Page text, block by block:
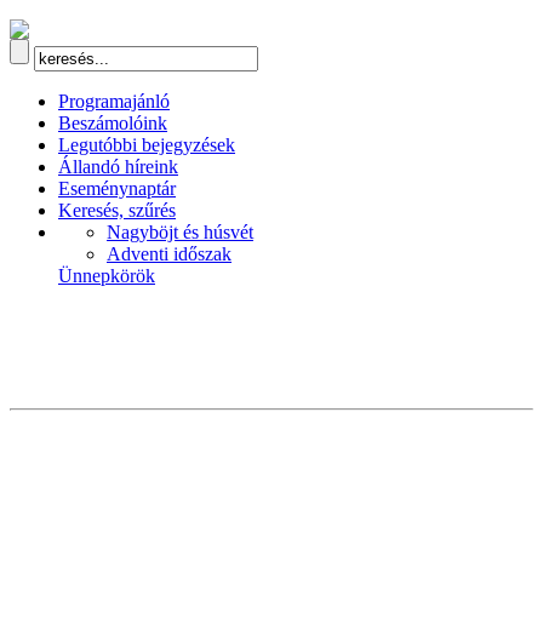
Programajánló
Beszámolóink
Legutóbbi bejegyzések
Állandó híreink
Eseménynaptár
Keresés, szűrés
Nagyböjt és húsvét
Adventi időszak
Ünnepkörök